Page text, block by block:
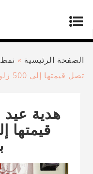
الصفحة الرئيسية » نمط
تصل قيمتها إلى 500 زلوتي بولندي
هدية عيد